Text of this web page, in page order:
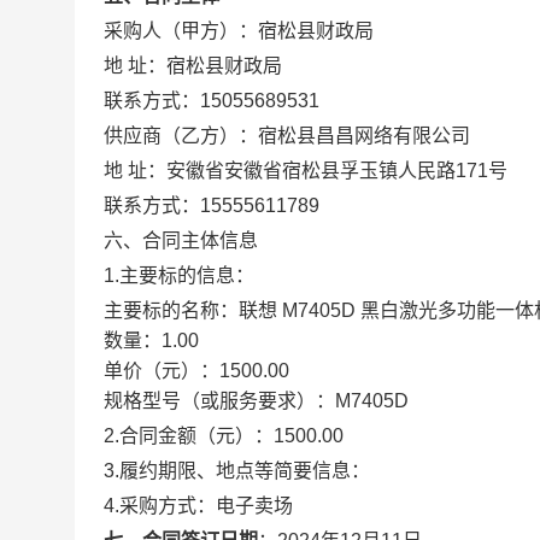
采购人（甲方）： 宿松县财政局
地 址： 宿松县财政局
联系方式： 15055689531
供应商（乙方）： 宿松县昌昌网络有限公司
地 址： 安徽省安徽省宿松县孚玉镇人民路171号
联系方式： 15555611789
六、合同主体信息
1.主要标的信息：
主要标的名称： 联想 M7405D 黑白激光多功能一体
数量： 1.00
单价（元）： 1500.00
规格型号（或服务要求）：
M7405D
2.合同金额（元）： 1500.00
3.履约期限、地点等简要信息：
4.采购方式：
电子卖场